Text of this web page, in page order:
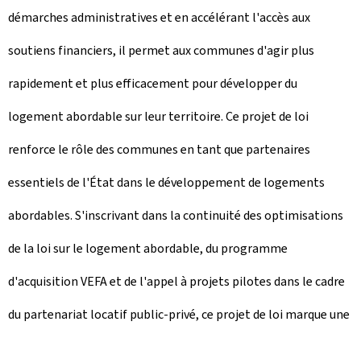
démarches administratives et en accélérant l'accès aux
soutiens financiers, il permet aux communes d'agir plus
rapidement et plus efficacement pour développer du
logement abordable sur leur territoire. Ce projet de loi
renforce le rôle des communes en tant que partenaires
essentiels de l'État dans le développement de logements
abordables. S'inscrivant dans la continuité des optimisations
de la loi sur le logement abordable, du programme
d'acquisition VEFA et de l'appel à projets pilotes dans le cadre
du partenariat locatif public-privé, ce projet de loi marque une